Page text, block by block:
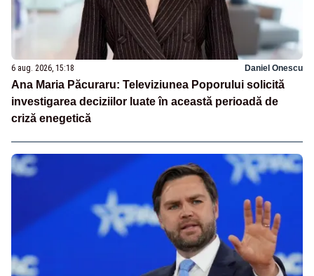
6 aug. 2026, 15:18 Daniel Onescu
Ana Maria Păcuraru: Televiziunea Poporului solicită
investigarea deciziilor luate în această perioadă de
criză enegetică